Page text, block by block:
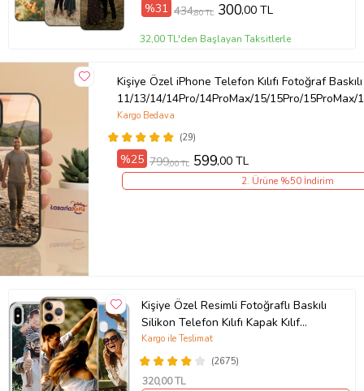
%31 434,80 TL 300,00 TL
32,00 TL'den Başlayan Taksitlerle
Kişiye Özel iPhone Telefon Kılıfı Fotoğraf Baskılı
11/13/14/14Pro/14ProMax/15/15Pro/
(29)
Kargo Bedava
%25 799,00 TL 599,00 TL
2. Ürüne %50 İndirim
Kişiye Özel Resimli Fotoğraflı Baskılı
Silikon Telefon Kılıfı Kapak Kılıf
(Telefon Modelleri Açıklamada)
(2675)
Kargo ile Teslimat
320,00 TL